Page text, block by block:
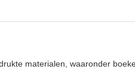
materialen, waaronder